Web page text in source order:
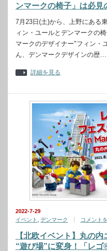
ンマークの椅子」は必見
7月23日(土)から、上野にある
ィン・ユールとデンマークの
マークのデザイナー"フィン・
ん、デンマークデザインの歴…
詳細を見る
2022-7-29
イベント
デンマーク コメント
【北欧イベント】丸の
“遊び場”に変身！「レ